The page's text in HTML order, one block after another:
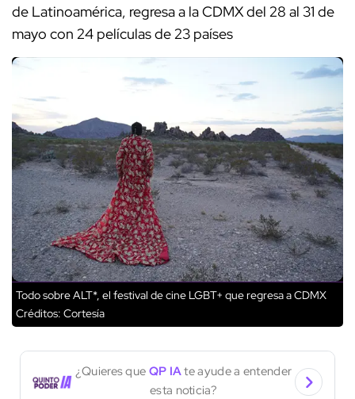
de Latinoamérica, regresa a la CDMX del 28 al 31 de
mayo con 24 películas de 23 países
Todo sobre ALT*, el festival de cine LGBT+ que regresa a CDMX
Créditos: Cortesía
¿Quieres que QP IAte ayude a entender
esta noticia?